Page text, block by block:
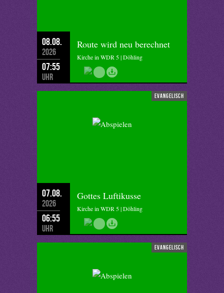
08.08.
2026
07:55
Uhr
Route wird neu berechnet
Kirche in WDR 5 | Döhling
evangelisch
07.08.
2026
06:55
Uhr
Gottes Luftikusse
Kirche in WDR 5 | Döhling
evangelisch